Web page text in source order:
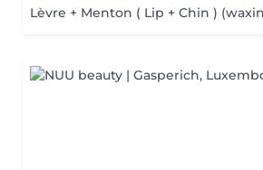
Lèvre + Menton ( Lip + Chin )